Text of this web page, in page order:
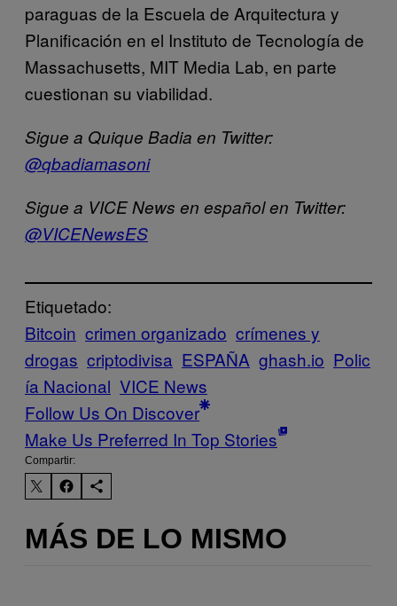
paraguas de la Escuela de Arquitectura y
Planificación en el Instituto de Tecnología de
Massachusetts, MIT Media Lab, en parte
cuestionan su viabilidad.
Sigue a Quique Badia en Twitter:
@qbadiamasoni
Sigue a VICE News en español en Twitter:
@VICENewsES
Etiquetado:
Bitcoin crimen organizado crímenes y
drogas criptodivisa ESPAÑA ghash.io Polic
ía Nacional VICE News
Follow Us On Discover
Make Us Preferred In Top Stories
Compartir:
MÁS DE LO MISMO